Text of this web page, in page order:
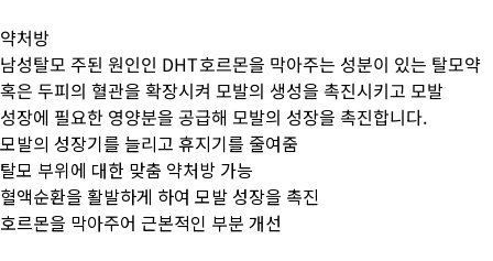
약처방
남성탈모 주된 원인인 DHT호르몬을 막아주는 성분이 있는 탈모약
혹은 두피의 혈관을 확장시켜 모발의 생성을 촉진시키고 모발
성장에 필요한 영양분을 공급해 모발의 성장을 촉진합니다.
모발의 성장기를 늘리고 휴지기를 줄여줌
탈모 부위에 대한 맞춤 약처방 가능
혈액순환을 활발하게 하여 모발 성장을 촉진
호르몬을 막아주어 근본적인 부분 개선